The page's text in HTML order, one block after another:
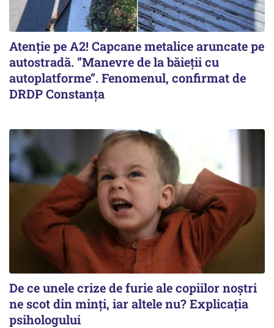
Atenție pe A2! Capcane metalice aruncate pe
autostradă. ”Manevre de la băieții cu
autoplatforme”. Fenomenul, confirmat de
DRDP Constanța
De ce unele crize de furie ale copiilor noștri
ne scot din minți, iar altele nu? Explicația
psihologului